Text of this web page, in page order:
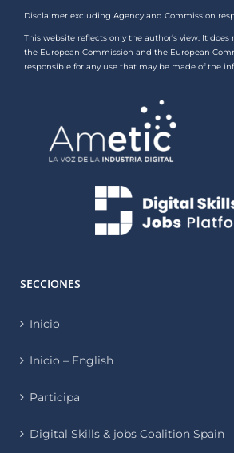
Disclaimer excluding Agency and Commission
This website reflects only the author’s view. It
the European Commission and the European
responsible for any use that may be made of the
SECCIONES
Inicio
Inicio – English
Participa
Digital Skills & jobs Coalition Spain